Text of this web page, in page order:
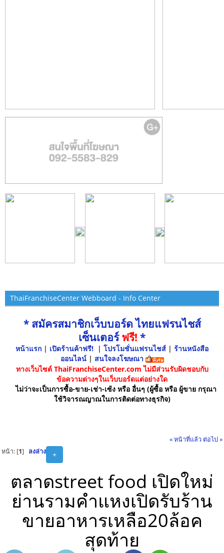
ThaiFranchiseCenter Webboard - Info Center
* สมัครสมาชิกเว็บบอร์ด ไทยแฟรนไชส์
เซ็นเตอร์ฟรี! *
หน้าแรก | เปิดร้านค้าฟรี! | โปรโมชั่นแฟรนไชส์ | ร้านหนังสือ
ออนไลน์ | สนใจลงโฆษณา
ทางเว็บไซต์ ThaiFranchiseCenter.com ไม่มีส่วนรับผิดชอบกับ
ข้อความต่างๆในเว็บบอร์ดแต่อย่างใด
ไม่ว่าจะเป็นการซื้อ-ขาย-เช่า-เซ้ง หรือ อื่นๆ (ผู้ซื้อ หรือ ผู้ขาย กรุณา
ใช้วิจารณญาณในการติดต่อทางธุรกิจ)
« หน้าที่แล้ว ต่อไป »
+
หน้า: [1] ลงล่าง
ตลาดstreet food เปิดใหม่
ย่านรามคำแหงเปิดรับร้าน
ขายอาหารเหลือ20ล้อค
สุดท้าย